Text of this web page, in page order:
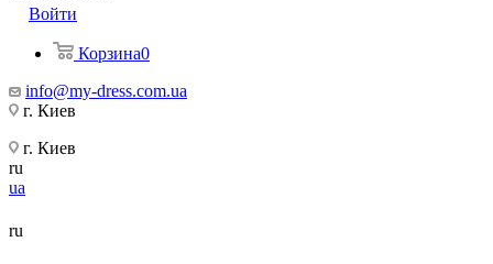
Войти
Корзина0
info@my-dress.com.ua
г. Киев
г. Киев
ru
ua
ru